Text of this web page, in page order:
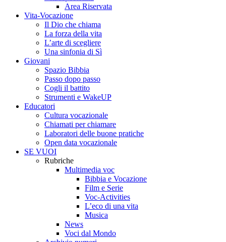
Area Riservata
Vita-Vocazione
Il Dio che chiama
La forza della vita
L’arte di scegliere
Una sinfonia di Sì
Giovani
Spazio Bibbia
Passo dopo passo
Cogli il battito
Strumenti e WakeUP
Educatori
Cultura vocazionale
Chiamati per chiamare
Laboratori delle buone pratiche
Open data vocazionale
SE VUOI
Rubriche
Multimedia voc
Bibbia e Vocazione
Film e Serie
Voc-Activities
L’eco di una vita
Musica
News
Voci dal Mondo